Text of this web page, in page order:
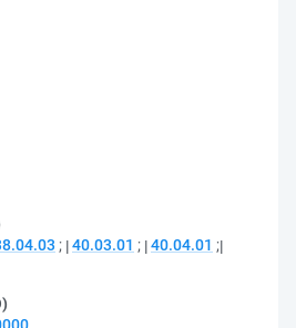
; 40.03.01 ; 40.04.01 ;